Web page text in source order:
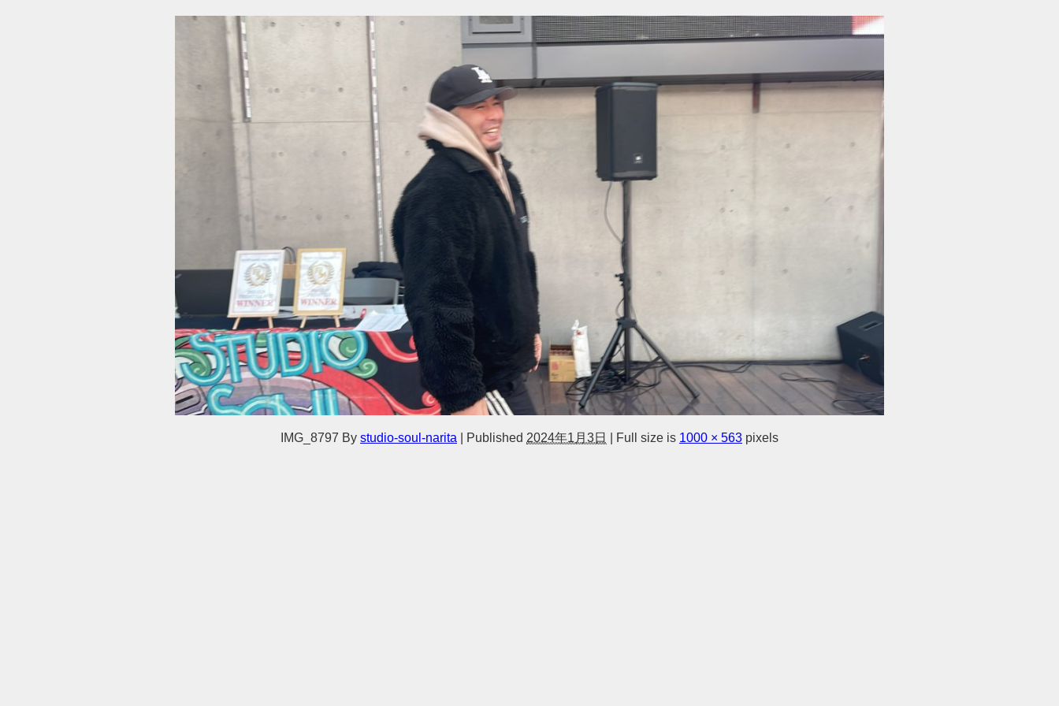
IMG_8797 By studio-soul-narita Published 2024年1月3日 Full size is 1000 × 563 pixels